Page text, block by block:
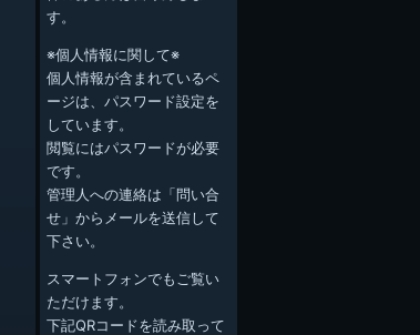
す。
※個人情報に関して※
個人情報が含まれているペ
ージは、パスワード設定を
しています。
閲覧にはパスワードが必要
です。
管理人への連絡は「問い合
せ」からメールを送信して
下さい。
スマートフォンでもご覧い
ただけます。
下記QRコードを読み取って